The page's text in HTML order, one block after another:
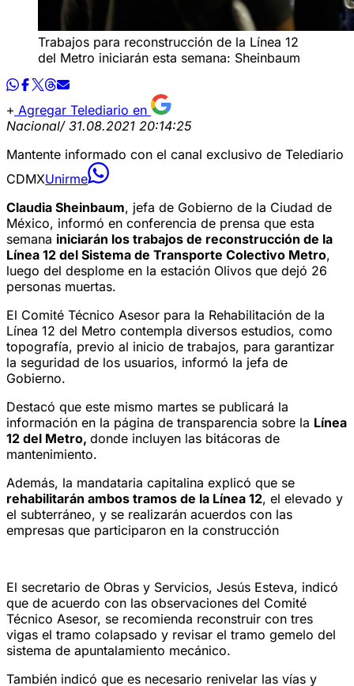
Trabajos para reconstrucción de la Línea 12
del Metro iniciarán esta semana: Sheinbaum
Agregar Telediario en
Nacional/ 31.08.2021 20:14:25
Mantente informado con el canal exclusivo de Telediario
CDMXUnirme
Claudia Sheinbaum, jefa de Gobierno de la Ciudad de
México, informó en conferencia de prensa que esta
semana iniciarán los trabajos de reconstrucción de la
Línea 12 del Sistema de Transporte Colectivo Metro,
luego del desplome en la estación Olivos que dejó 26
personas muertas.
El Comité Técnico Asesor para la Rehabilitación de la
Línea 12 del Metro contempla diversos estudios, como
topografía, previo al inicio de trabajos, para garantizar
la seguridad de los usuarios, informó la jefa de
Gobierno.
Destacó que este mismo martes se publicará la
información en la página de transparencia sobre la Línea
12 del Metro, donde incluyen las bitácoras de
mantenimiento.
Además, la mandataria capitalina explicó que se
rehabilitarán ambos tramos de la Línea 12, el elevado y
el subterráneo, y se realizarán acuerdos con las
empresas que participaron en la construcción
El secretario de Obras y Servicios, Jesús Esteva, indicó
que de acuerdo con las observaciones del Comité
Técnico Asesor, se recomienda reconstruir con tres
vigas el tramo colapsado y revisar el tramo gemelo del
sistema de apuntalamiento mecánico.
También indicó que es necesario renivelar las vías y